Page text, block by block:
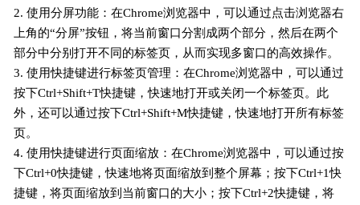
2. 使用分屏功能：在Chrome浏览器中，可以通过点击浏览器右
上角的“分屏”按钮，将当前窗口分割成两个部分，然后在两个
部分中分别打开不同的标签页，从而实现多窗口的高效操作。
3. 使用快捷键进行标签页管理：在Chrome浏览器中，可以通过
按下Ctrl+Shift+T快捷键，快速地打开或关闭一个标签页。此
外，还可以通过按下Ctrl+Shift+M快捷键，快速地打开所有标签
页。
4. 使用快捷键进行页面缩放：在Chrome浏览器中，可以通过按
下Ctrl+0快捷键，快速地将页面缩放到整个屏幕；按下Ctrl+1快
捷键，将页面缩放到当前窗口的大小；按下Ctrl+2快捷键，将